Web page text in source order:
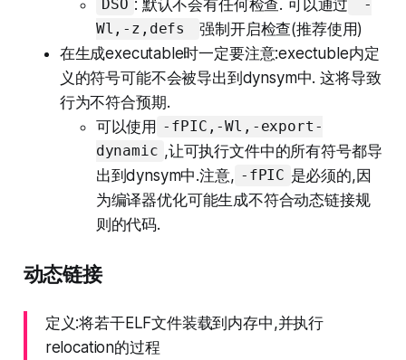
DSO : 默认不会有任何检查. 可以通过
-
Wl,-z,defs
强制开启检查(推荐使用)
在生成executable时一定要注意:exectuble内定
义的符号可能不会被导出到dynsym中. 这将导致
行为不符合预期.
可以使用 -fPIC,-Wl,-export-
dynamic ,让可执行文件中的所有符号都导
出到dynsym中.注意, -fPIC 是必须的,因
为编译器优化可能生成不符合动态链接规
则的代码.
动态链接
定义:将若干ELF文件装载到内存中,并执行
relocation的过程